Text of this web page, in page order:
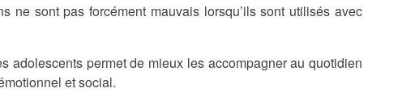
ne sont pas forcément mauvais lorsqu’ils sont utilisés avec
adolescents permet de mieux les accompagner au quotidien
et social.